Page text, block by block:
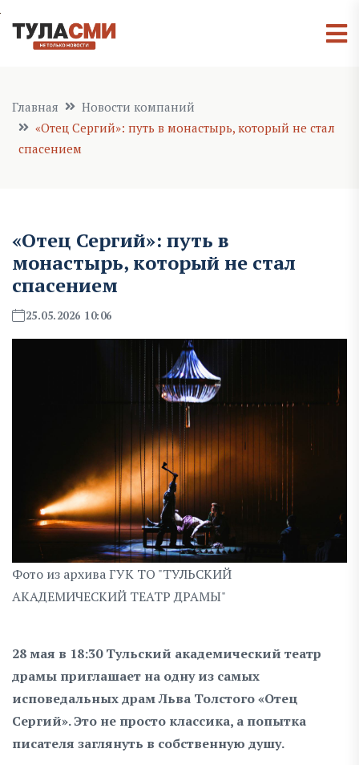
Главная
Новости компаний
«Отец Сергий»: путь в монастырь, который не стал
спасением
«Отец Сергий»: путь в
монастырь, который не стал
спасением
25.05.2026 10:06
Фото из архива ГУК ТО "ТУЛЬСКИЙ
АКАДЕМИЧЕСКИЙ ТЕАТР ДРАМЫ"
28 мая в 18:30 Тульский академический театр
драмы приглашает на одну из самых
исповедальных драм Льва Толстого «Отец
Сергий». Это не просто классика, а попытка
писателя заглянуть в собственную душу.